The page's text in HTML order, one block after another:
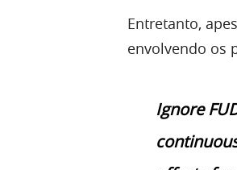
Entretanto,
envolvendo os
Ignore